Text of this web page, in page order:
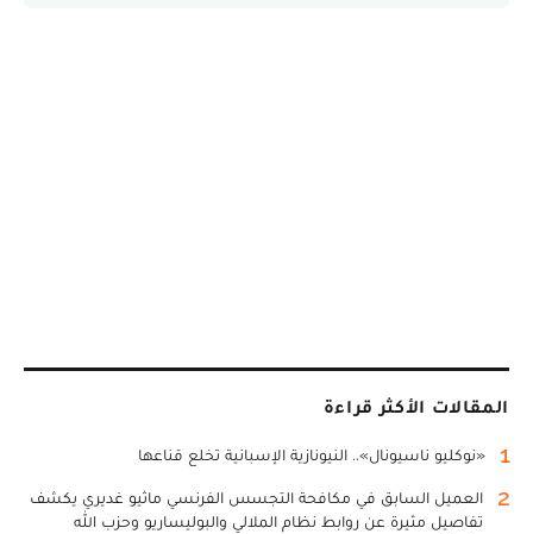
المقالات الأكثر قراءة
1 «نوكليو ناسيونال».. النيونازية الإسبانية تخلع قناعها
2
العميل السابق في مكافحة التجسس الفرنسي ماثيو غديري يكشف
تفاصيل مثيرة عن روابط نظام الملالي والبوليساريو وحزب الله